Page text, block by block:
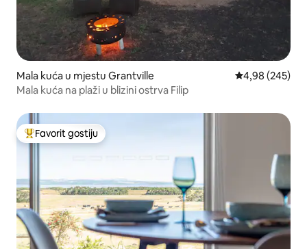
Mala kuća u mjestu Grantville prosječna
4,98 (245)
Mala kuća na plaži u blizini ostrva Filip
Glavni favorit gostiju
Favorit gostiju